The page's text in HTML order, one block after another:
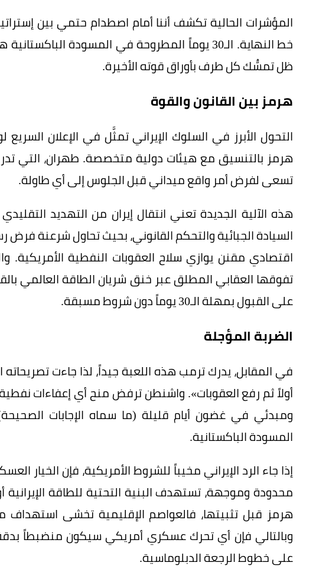
المؤشرات الحالية تكشف أننا أمام اصطدام حتمي بين
خط النهاية. الـ30 يوماً المطروحة في المسودة
ظل تمسُّك كل طرف بأوراق قوته الأخيرة.
هرمز بين القانون والقوة
التحول الأبرز في السلوك الإيراني تمثَّل في الإعلان
هرمز بالتنسيق مع هيئات دولية متخصصة. طهران، التي
تسعى لفرض أمر واقع ميداني قبل الجلوس إلى أي طاولة.
هذه الآلية الجديدة تعني انتقال إيران من التهديد
السيادة الجبائية والتحكم القانوني، بحيث تحاول شرعنة
اقتصادي مقنن يوازي سلاح العقوبات النفطية الأمريكية.
تفوقها العقابي المطلق عبر خنق شريان الطاقة العالمي
على القبول بمهلة الـ30 يوماً دون شروط مسبقة.
الضربة المؤجلة
في المقابل، يدرك ترمب هذه اللعبة جيداً، لذا جاءت
أولاً ثم رفع العقوبات». واشنطن ترفض منح أي إعفاءات نفطية
ومبدئي في غضون أيام قليلة (ما سماه الإجابات
المسودة الباكستانية.
إذا جاء الرد الإيراني مخيباً للشروط الأمريكية، فإن الخيار
محدودة وموجهة، تستهدف البنية التحتية للطاقة
هرمز قبل تثبيتها، فالعواصم الإقليمية تخشى
وبالتالي فإن أي تحرك عسكري أمريكي سيكون منضبطاً
على خطوط الرجعة الدبلوماسية.